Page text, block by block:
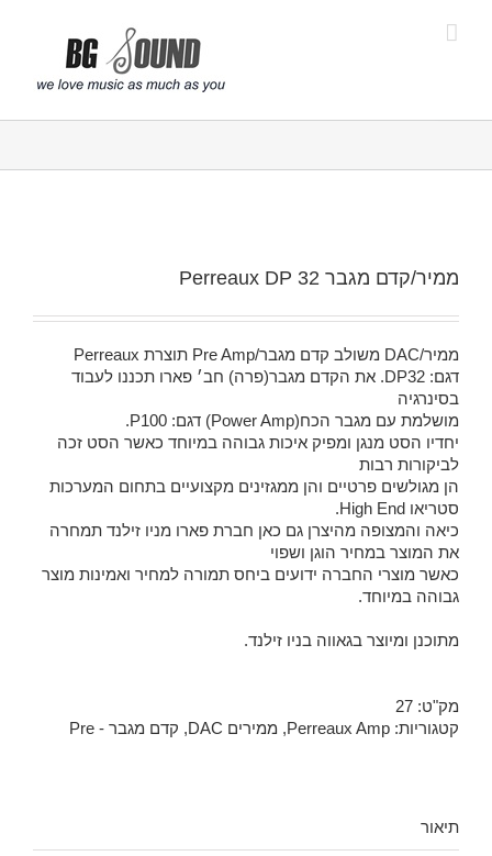
ממיר/קדם מגבר Perreaux DP 32
ממיר/DAC משולב קדם מגבר/Pre Amp תוצרת Perreaux
דגם: DP32. את הקדם מגבר(פרה) חב׳ פארו תכננו לעבוד
בסינרגיה
מושלמת עם מגבר הכח(Power Amp) דגם: P100.
יחדיו הסט מנגן ומפיק איכות גבוהה במיוחד כאשר הסט זכה
לביקורות רבות
הן מגולשים פרטיים והן ממגזינים מקצועיים בתחום המערכות
סטריאו High End.
כיאה והמצופה מהיצרן גם כאן חברת פארו מניו זילנד תמחרה
את המוצר במחיר הוגן ושפוי
כאשר מוצרי החברה ידועים ביחס תמורה למחיר ואמינות מוצר
גבוהה במיוחד.
מתוכנן ומיוצר בגאווה בניו זילנד.
מק"ט: 27
קטגוריות: Perreaux Amp
, ממירים DAC , קדם מגבר - Pre
תיאור